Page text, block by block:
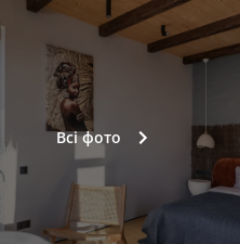
Всі фото